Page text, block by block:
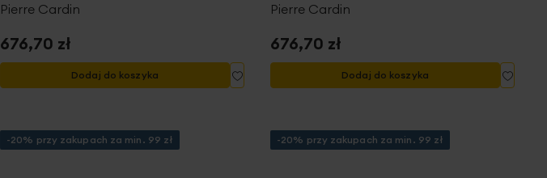
Pierre Cardin
676,70 zł
Dodaj do koszyka
do
Pierre Cardin
676,70 zł
Dodaj do koszyka
Dodaj
do
-20% przy zakupach za min. 99 zł -20% przy zakupach za min. 99 zł